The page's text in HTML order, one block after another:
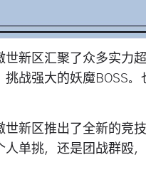
世新区汇聚了众多实力
挑战强大的妖魔BOSS
世新区推出了全新的竞
人单挑，还是团战群殴